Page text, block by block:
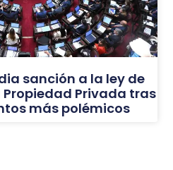
sanción a la ley de
Privada tras
más polémicos